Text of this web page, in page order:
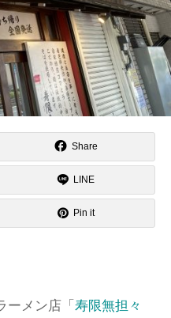
Share
LINE
Pin it
メン店「 寿限無担々